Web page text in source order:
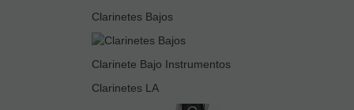
Clarinetes Bajos
Clarinete Bajo Instrumentos
Clarinetes LA